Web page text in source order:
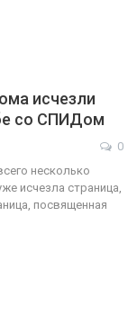
исчезли
со СПИДом
0
несколько
исчезла страница,
посвященная